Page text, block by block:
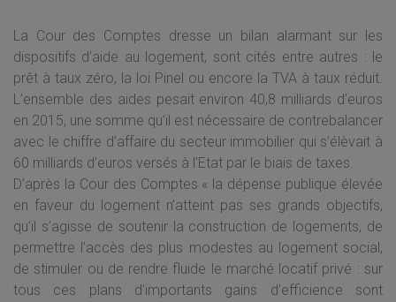
La Cour des Comptes dresse un bilan alarmant sur les
dispositifs d’aide au logement, sont cités entre autres : le
prêt à taux zéro, la loi Pinel ou encore la TVA à taux réduit.
L’ensemble des aides pesait environ 40,8 milliards d’euros
en 2015, une somme qu’il est nécessaire de contrebalancer
avec le chiffre d’affaire du secteur immobilier qui s’élèvait à
60 milliards d’euros versés à l’Etat par le biais de taxes.
D’après la Cour des Comptes « la dépense publique élevée
en faveur du logement n’atteint pas ses grands objectifs,
qu’il s’agisse de soutenir la construction de logements, de
permettre l’accès des plus modestes au logement social,
de stimuler ou de rendre fluide le marché locatif privé : sur
tous ces plans d’importants gains d’efficience sont